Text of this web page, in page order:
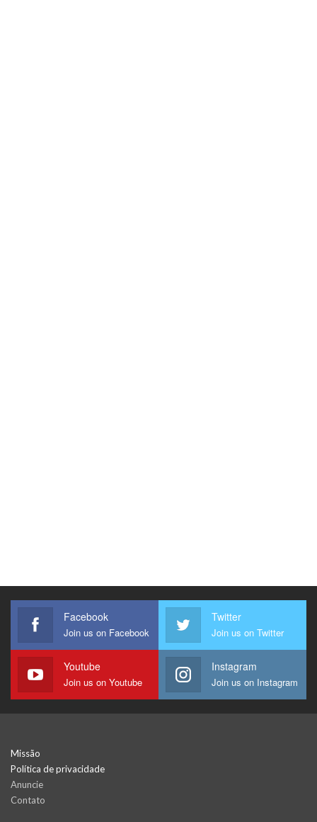
Facebook
Join us on Facebook
Twitter
Join us on Twitter
Youtube
Join us on Youtube
Instagram
Join us on Instagram
Missão
Política de privacidade
Anuncie
Contato